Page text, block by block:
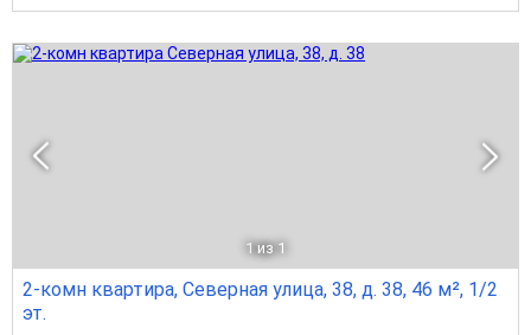
1 из 1
2-комн квартира, Северная улица, 38, д. 38, 46 м², 1/2
эт.